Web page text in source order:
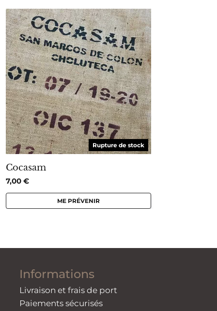
Rupture de stock
Cocasam
7,00 €
ME PRÉVENIR
Informations
Livraison et frais de port
Paiements sécurisés